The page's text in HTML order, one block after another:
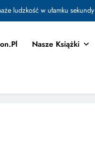
ludzkość w ułamku sekundy
Celów w Codziennym Życiu
ludzkość w ułamku sekundy
Nasze Książki